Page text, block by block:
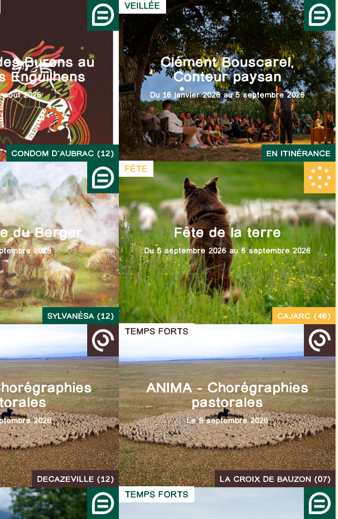
Burons au
Enguilhens
août 2026
CONDOM D’AUBRAC (12)
Clément Bouscarel,
Conteur paysan
Du 16 janvier 2026 au 5 septembre 2026
VEILLÉE
EN ITINÉRANCE
du Berger
2026
SYLVANÈSA (12)
Fête de la terre
Du 5 septembre 2026 au 6 septembre 2026
FÊTE
CAJARC (46)
2026
DECAZEVILLE (12)
ANIMA – Chorégraphies
pastorales
Le 9 septembre 2026
TEMPS FORTS
LA CROIX DE BAUZON (07)
TEMPS FORTS